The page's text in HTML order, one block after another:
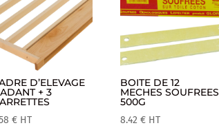
D’ELEVAGE
+ 3
€ HT
BOITE DE 12
MECHES SOUFREES
500G
8.42€ HT